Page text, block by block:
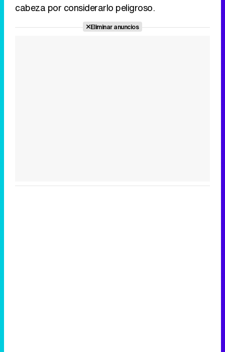
cabeza por considerarlo peligroso.
Eliminar anuncios